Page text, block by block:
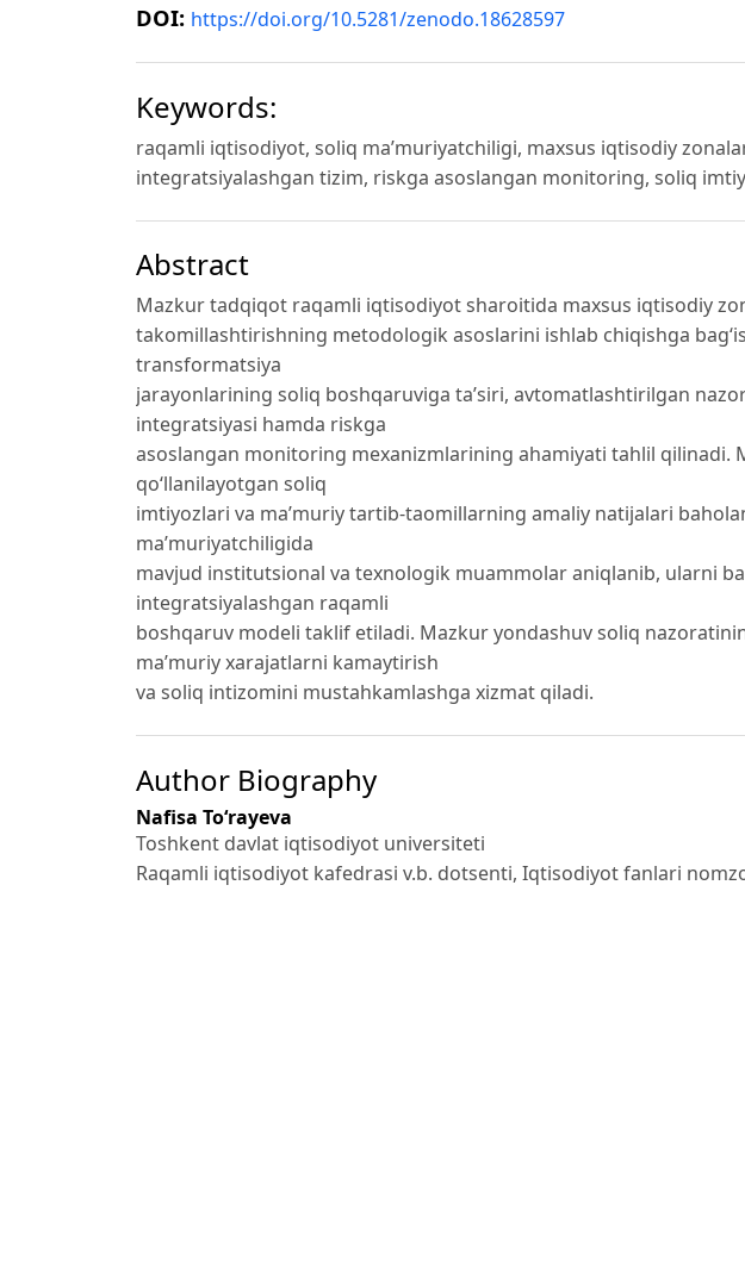
DOI: https://doi.org/10.5281/zenodo.18628597
Keywords:
raqamli iqtisodiyot, soliq ma’muriyatchiligi, maxsus iqtisodiy
integratsiyalashgan tizim, riskga asoslangan monitoring, soliq
Abstract
Mazkur tadqiqot raqamli iqtisodiyot sharoitida maxsus iqtisodiy
takomillashtirishning metodologik asoslarini ishlab chiqishga
transformatsiya
jarayonlarining soliq boshqaruviga ta’siri, avtomatlashtirilgan
integratsiyasi hamda riskga
asoslangan monitoring mexanizmlarining ahamiyati tahlil qilinadi.
qo‘llanilayotgan soliq
imtiyozlari va ma’muriy tartib-taomillarning amaliy natijalari
ma’muriyatchiligida
mavjud institutsional va texnologik muammolar aniqlanib, ularni
integratsiyalashgan raqamli
boshqaruv modeli taklif etiladi. Mazkur yondashuv soliq
ma’muriy xarajatlarni kamaytirish
va soliq intizomini mustahkamlashga xizmat qiladi.
Author Biography
Nafisa To‘rayeva
Toshkent davlat iqtisodiyot universiteti
Raqamli iqtisodiyot kafedrasi v.b. dotsenti, Iqtisodiyot fanlari